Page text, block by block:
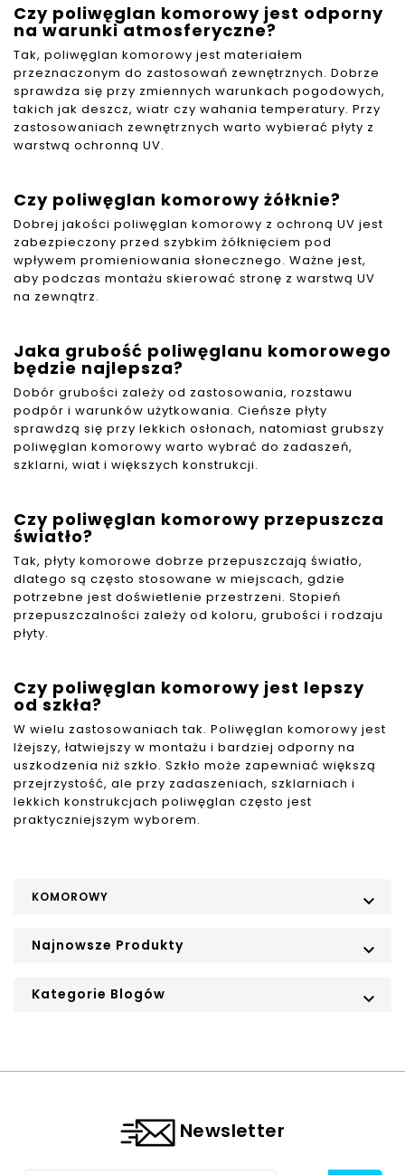
Czy poliwęglan komorowy jest odporny
na warunki atmosferyczne?
Tak, poliwęglan komorowy jest materiałem
przeznaczonym do zastosowań zewnętrznych. Dobrze
sprawdza się przy zmiennych warunkach pogodowych,
takich jak deszcz, wiatr czy wahania temperatury. Przy
zastosowaniach zewnętrznych warto wybierać płyty z
warstwą ochronną UV.
Czy poliwęglan komorowy żółknie?
Dobrej jakości poliwęglan komorowy z ochroną UV jest
zabezpieczony przed szybkim żółknięciem pod
wpływem promieniowania słonecznego. Ważne jest,
aby podczas montażu skierować stronę z warstwą UV
na zewnątrz.
Jaka grubość poliwęglanu komorowego
będzie najlepsza?
Dobór grubości zależy od zastosowania, rozstawu
podpór i warunków użytkowania. Cieńsze płyty
sprawdzą się przy lekkich osłonach, natomiast grubszy
poliwęglan komorowy warto wybrać do zadaszeń,
szklarni, wiat i większych konstrukcji.
Czy poliwęglan komorowy przepuszcza
światło?
Tak, płyty komorowe dobrze przepuszczają światło,
dlatego są często stosowane w miejscach, gdzie
potrzebne jest doświetlenie przestrzeni. Stopień
przepuszczalności zależy od koloru, grubości i rodzaju
płyty.
Czy poliwęglan komorowy jest lepszy
od szkła?
W wielu zastosowaniach tak. Poliwęglan komorowy jest
lżejszy, łatwiejszy w montażu i bardziej odporny na
uszkodzenia niż szkło. Szkło może zapewniać większą
przejrzystość, ale przy zadaszeniach, szklarniach i
lekkich konstrukcjach poliwęglan często jest
praktyczniejszym wyborem.
KOMOROWY 
Najnowsze Produkty 
Kategorie Blogów 
Newsletter